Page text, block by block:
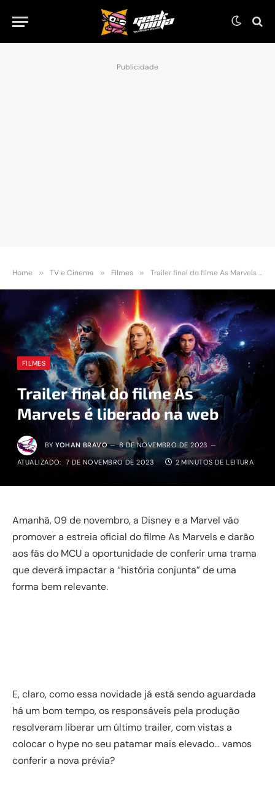
Publicidade
Home » TV e Cinema » Filmes » Trailer final do filme As Marvels é liberado na web
FILMES
Trailer final do filme As
Marvels é liberado na web
BY YOHAN BRAVO 8 DE NOVEMBRO DE 2023
ATUALIZADO: 7 DE NOVEMBRO DE 2023 2 MINUTOS DE LEITURA
Amanhã, 09 de novembro, a Disney e a Marvel vão
promover a estreia oficial do filme As Marvels e darão
aos fãs do MCU a oportunidade de conferir uma trama
que deverá impactar a “história conjunta” de uma
forma bem relevante.
E, claro, como essa novidade já está sendo aguardada
há um bom tempo, os responsáveis pela produção
resolveram liberar um último trailer, com vistas a
colocar o hype no seu patamar mais elevado… vamos
conferir a nova prévia?